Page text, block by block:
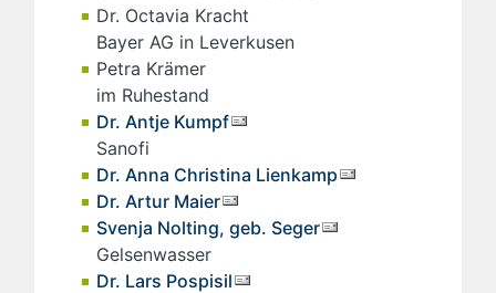
Dr. Octavia Kracht
Bayer AG in Leverkusen
Petra Krämer
im Ruhestand
Dr. Antje Kumpf
Sanofi
Dr. Anna Christina Lienkamp
Dr. Artur Maier
Svenja Nolting, geb. Seger
Gelsenwasser
Dr. Lars Pospisil